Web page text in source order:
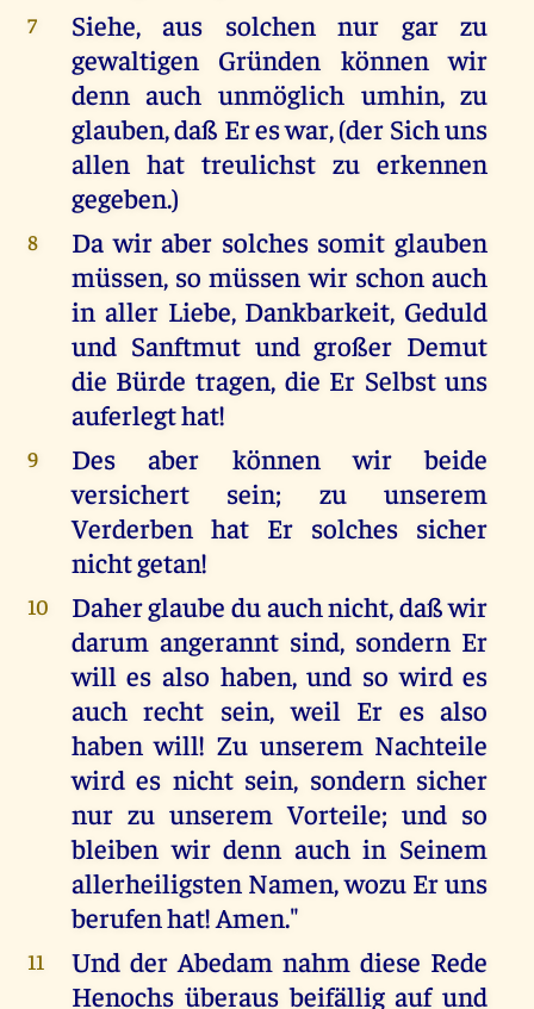
7
Siehe, aus solchen nur gar zu
gewaltigen Gründen können wir
denn auch unmöglich umhin, zu
glauben, daß Er es war, (der Sich uns
allen hat treulichst zu erkennen
gegeben.)
8
Da wir aber solches somit glauben
müssen, so müssen wir schon auch
in aller Liebe, Dankbarkeit, Geduld
und Sanftmut und großer Demut
die Bürde tragen, die Er Selbst uns
auferlegt hat!
9
Des aber können wir beide
versichert sein; zu unserem
Verderben hat Er solches sicher
nicht getan!
10
Daher glaube du auch nicht, daß wir
darum angerannt sind, sondern Er
will es also haben, und so wird es
auch recht sein, weil Er es also
haben will! Zu unserem Nachteile
wird es nicht sein, sondern sicher
nur zu unserem Vorteile; und so
bleiben wir denn auch in Seinem
allerheiligsten Namen, wozu Er uns
berufen hat! Amen."
11
Und der Abedam nahm diese Rede
Henochs überaus beifällig auf und